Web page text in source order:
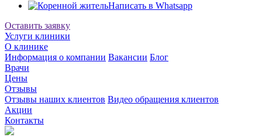
Написать в Whatsapp
Оставить заявку
Услуги клиники
О клинике
Информация о компании Вакансии Блог
Врачи
Цены
Отзывы
Отзывы наших клиентов Видео обращения клиентов
Акции
Контакты